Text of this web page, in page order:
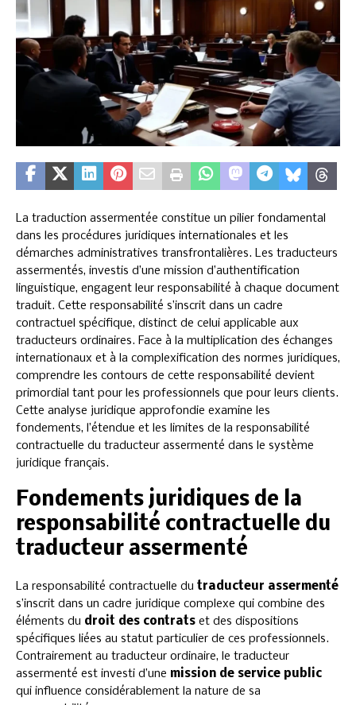
La traduction assermentée constitue un pilier fondamental
dans les procédures juridiques internationales et les
démarches administratives transfrontalières. Les traducteurs
assermentés, investis d’une mission d’authentification
linguistique, engagent leur responsabilité à chaque document
traduit. Cette responsabilité s’inscrit dans un cadre
contractuel spécifique, distinct de celui applicable aux
traducteurs ordinaires. Face à la multiplication des échanges
internationaux et à la complexification des normes juridiques,
comprendre les contours de cette responsabilité devient
primordial tant pour les professionnels que pour leurs clients.
Cette analyse juridique approfondie examine les
fondements, l’étendue et les limites de la responsabilité
contractuelle du traducteur assermenté dans le système
juridique français.
Fondements juridiques de la
responsabilité contractuelle du
traducteur assermenté
La responsabilité contractuelle du traducteur assermenté
s’inscrit dans un cadre juridique complexe qui combine des
éléments du droit des contrats et des dispositions
spécifiques liées au statut particulier de ces professionnels.
Contrairement au traducteur ordinaire, le traducteur
assermenté est investi d’une mission de service public
qui influence considérablement la nature de sa